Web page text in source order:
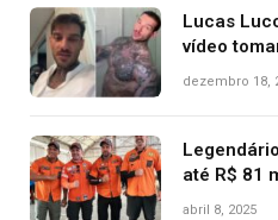
Lucas
vídeo
diz ‘foi
dezembro 18,
até R$ 81
melhorar
abril 8, 2025